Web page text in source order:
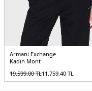
Armani Exchange
Kadın Mont
19.599,00TL11.759,40 TL